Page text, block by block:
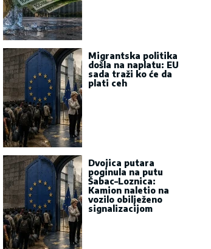
Migrantska politika
došla na naplatu: EU
sada traži ko će da
plati ceh
Dvojica putara
poginula na putu
Šabac–Loznica:
Kamion naletio na
vozilo obilježeno
signalizacijom